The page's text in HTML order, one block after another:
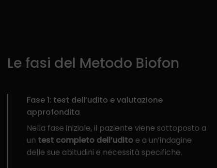
Le fasi del Metodo Biofon
Fase 1: test dell’udito e valutazione
approfondita
Nella fase iniziale, il paziente viene sottoposto a
un test completo dell’udito e a un’indagine
delle sue abitudini e necessità specifiche.